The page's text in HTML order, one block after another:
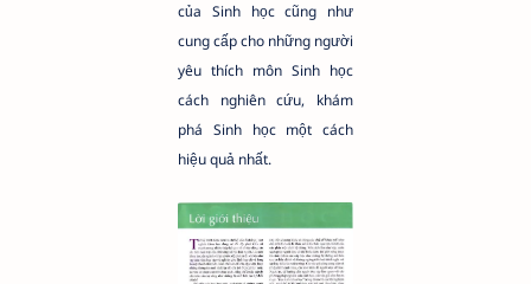
của Sinh học cũng như
cung cấp cho những người
yêu thích môn Sinh học
cách nghiên cứu, khám
phá Sinh học một cách
hiệu quả nhất.